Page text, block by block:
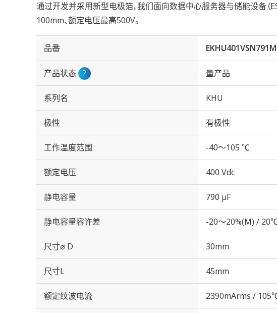
通过开发并采用新型电极箔，我们面向数据中心服务器与储能设备（
100mm、额定电压最高500V。
品番
产品状态 ? 量产品
系列名 KHU
极性 有极性
工作温度范围 -40～105 ℃
额定电压 400 Vdc
静电容量 790 µF
静电容量容许差 -20～20%(M) /
尺寸⌀ D 30mm
尺寸L 45mm
额定纹波电流 2390mArms /